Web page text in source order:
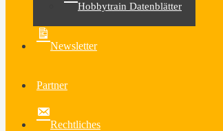
Hobbytrain Datenblätter
Newsletter
Partner
Rechtliches